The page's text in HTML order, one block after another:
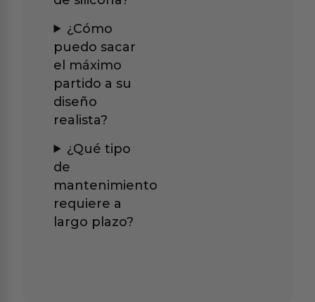
¿Cómo
puedo sacar
el máximo
partido a su
diseño
realista?
¿Qué tipo
de
mantenimiento
requiere a
largo plazo?